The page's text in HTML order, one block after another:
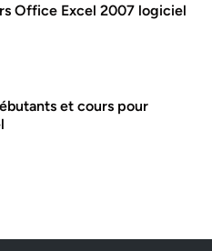
Office Excel 2007 logiciel
et cours pour